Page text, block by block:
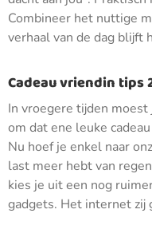
Combineer het nuttige
verhaal van de dag blijft
Cadeau vriendin tips
In vroegere tijden
om dat ene leuke
Nu hoef je enkel naar
last meer hebt van
kies je uit een nog
gadgets. Het internet zij